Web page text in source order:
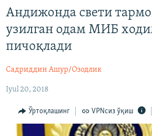
навигацияга
ўтинг
Қидиришга
ўтинг
OZODARXIV
На русском
ИЖТИМОИЙ ТАРМОҚЛАР
Андижонда свети
узилган одам МИБ
пичоқлади
Садриддин Ашур/Озодлик
Iyul 20, 2018
Ўртоқлашинг VPNсиз ўқиш